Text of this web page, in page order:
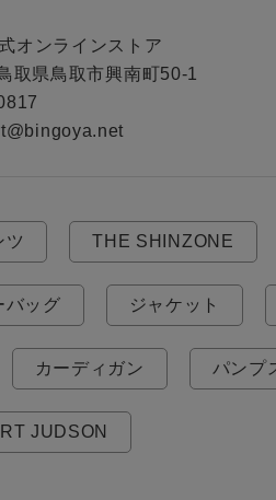
オンラインストア
取県鳥取市興南町50-1
ツ THE SHINZONE
バッグ ジャケット
カーディガン パンプ
JUDSON